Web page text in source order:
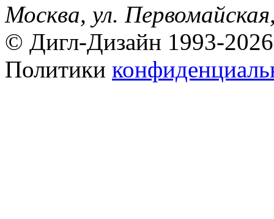
Москва, ул.
© Дигл-Дизайн 1993-2026
Политики